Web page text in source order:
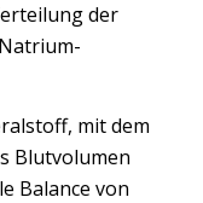
der
mit dem
Blutvolumen
Balance von